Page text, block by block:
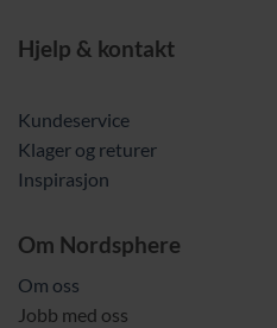
Hjelp & kontakt
Kundeservice
Klager og returer
Inspirasjon
Om Nordsphere
Om oss
Jobb med oss